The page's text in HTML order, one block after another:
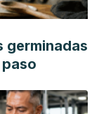
germinadas